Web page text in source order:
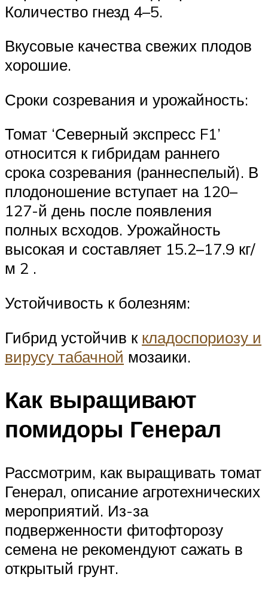
Количество гнезд 4–5.
Вкусовые качества свежих плодов
хорошие.
Сроки созревания и урожайность:
Томат ‘Северный экспресс F1’
относится к гибридам раннего
срока созревания (раннеспелый). В
плодоношение вступает на 120–
127-й день после появления
полных всходов. Урожайность
высокая и составляет 15.2–17.9 кг/
м 2 .
Устойчивость к болезням:
Гибрид устойчив к кладоспориозу и
вирусу табачной мозаики.
Как выращивают
помидоры Генерал
Рассмотрим, как выращивать томат
Генерал, описание агротехнических
мероприятий. Из-за
подверженности фитофторозу
семена не рекомендуют сажать в
открытый грунт.